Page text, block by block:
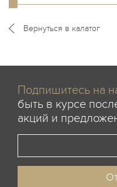
Вернуться в калатог
Подпишитесь на
быть в курсе
акций и